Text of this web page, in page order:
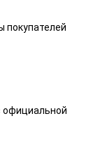
покупателей
официальной